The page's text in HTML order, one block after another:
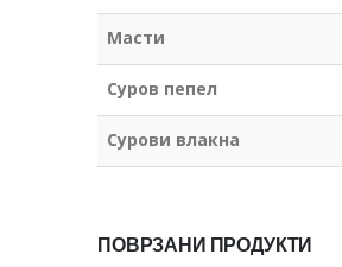
Масти
Суров пепел
Сурови влакна
ПОВРЗАНИ ПРОДУКТИ